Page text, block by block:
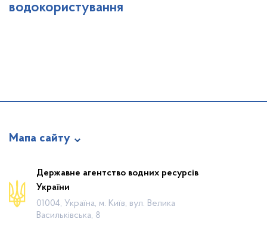
водокористування
Мапа сайту
Про відомство
Діяльність
Громадянам
Державне агентство водних ресурсів
України
01004, Україна, м. Київ, вул. Велика
Васильківська, 8